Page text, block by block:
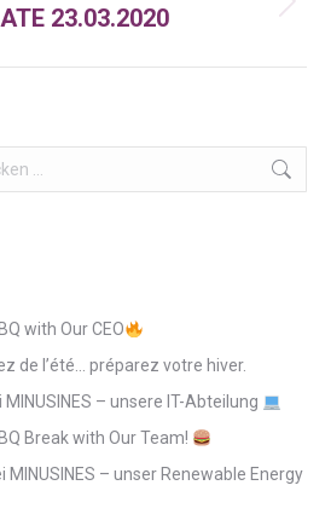
Nächster
23.03.2020
with Our CEO
de l’été… préparez votre hiver.
– unsere IT-Abteilung
Break with Our Team!
MINUSINES – unser Renewable Energy